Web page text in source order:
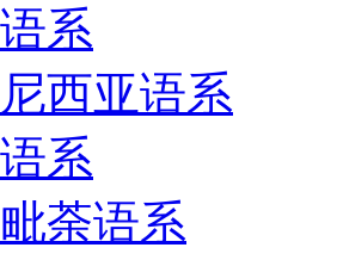
系
西亚语系
系
荼语系